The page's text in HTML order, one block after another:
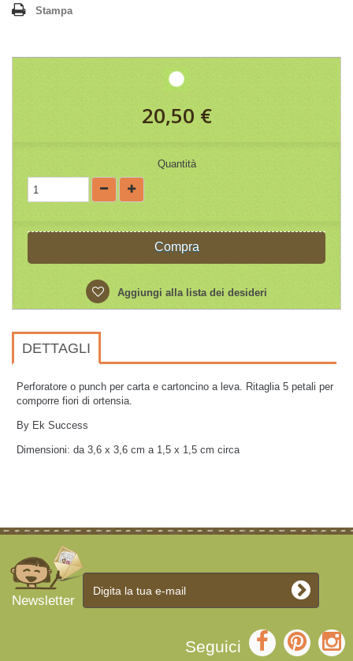
Stampa
20,50 €
Quantità
Compra
Aggiungi alla lista dei desideri
DETTAGLI
Perforatore o punch per carta e cartoncino a leva. Ritaglia 5 petali per
comporre fiori di ortensia.
By Ek Success
Dimensioni: da 3,6 x 3,6 cm a 1,5 x 1,5 cm circa
Newsletter
Seguici